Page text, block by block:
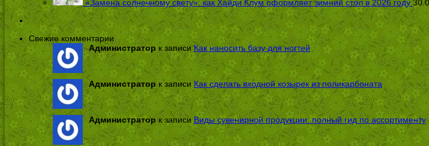
«Замена солнечному свету»: как Хайди Клум оформляет зимний стол в 2026 году
Свежие комментарии
Администратор к записиКак наносить базу для ногтей
Администраторк записи Как сделать входной козырек из поликарбоната
Администраторк записиВиды сувенирной продукции: полный гид по ассортименту